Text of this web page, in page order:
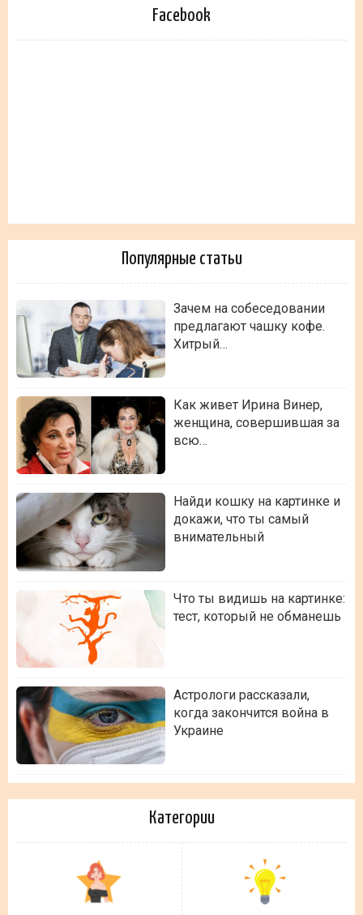
Facebook
Популярные статьи
Зачем на собеседовании
предлагают чашку кофе.
Хитрый…
Как живет Ирина Винер,
женщина, совершившая за
всю…
Найди кошку на картинке и
докажи, что ты самый
внимательный
Что ты видишь на картинке:
тест, который не обманешь
Астрологи рассказали,
когда закончится война в
Украине
Категории